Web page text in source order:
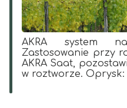
AKRA system
Zastosowanie przy
AKRA Saat,
w roztworze. Oprysk: